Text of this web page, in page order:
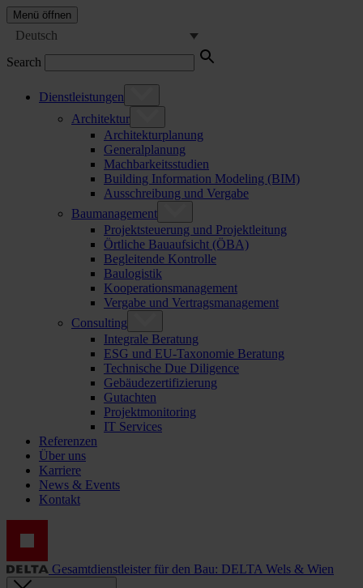
Menü öffnen
Deutsch
Search
Dienstleistungen
Architektur
Architekturplanung
Generalplanung
Machbarkeitsstudien
Building Information Modeling (BIM)
Ausschreibung und Vergabe
Baumanagement
Projektsteuerung und Projektleitung
Örtliche Bauaufsicht (ÖBA)
Begleitende Kontrolle
Baulogistik
Kooperationsmanagement
Vergabe und Vertragsmanagement
Consulting
Integrale Beratung
ESG und EU-Taxonomie Beratung
Technische Due Diligence
Gebäudezertifizierung
Gutachten
Projektmonitoring
IT Services
Referenzen
Über uns
Karriere
News & Events
Kontakt
Gesamtdienstleister für den Bau: DELTA Wels & Wien